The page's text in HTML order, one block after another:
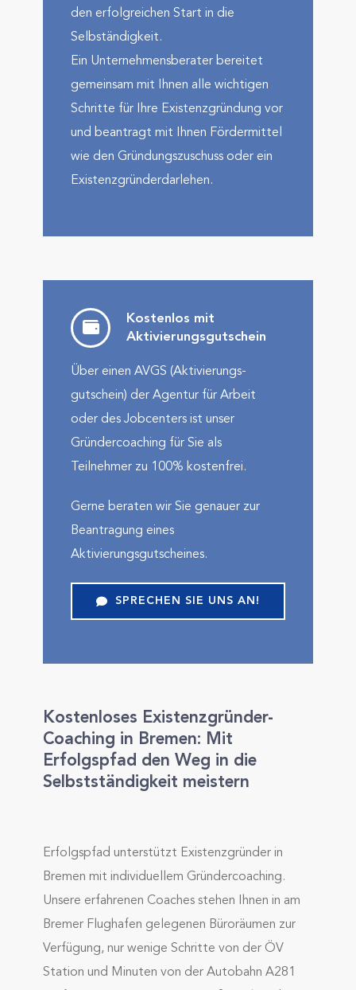
den erfolg­reichen Start in die
Selbständig­keit.
Ein Unternehmens­berater bereitet
gemeinsam mit Ihnen alle wichtigen
Schritte für Ihre Existenz­gründung vor
und beantragt mit Ihnen Förder­mittel
wie den Gründungs­zuschuss oder ein
Existenz­gründer­darlehen.
Kostenlos mit
Aktivierungs­gutschein
Über einen AVGS (Aktivierungs­
gutschein) der Agentur für Arbeit
oder des Jobcenters ist unser
Gründercoaching für Sie als
Teilnehmer zu 100% kostenfrei.
Gerne beraten wir Sie genauer zur
Beantragung eines
Aktivierungsgutscheines.
SPRECHEN SIE UNS AN!
Kostenloses Existenzgründer-
Coaching in Bremen: Mit
Erfolgspfad den Weg in die
Selbstständigkeit meistern
Erfolgspfad unterstützt Existenzgründer in
Bremen mit individuellem Gründercoaching.
Unsere erfahrenen Coaches stehen Ihnen in am
Bremer Flughafen gelegenen Büroräumen zur
Verfügung, nur wenige Schritte von der ÖV
Station und Minuten von der Autobahn A281